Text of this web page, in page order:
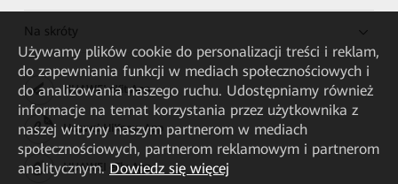
Na skróty
HUAWEI eKit App
Huawei HiKnow App
HUAWEI eFly App
Używamy plików cookie do personalizacji treści i reklam,
do zapewniania funkcji w mediach społecznościowych i
do analizowania naszego ruchu. Udostępniamy również
informacje na temat korzystania przez użytkownika z
naszej witryny naszym partnerom w mediach
społecznościowych, partnerom reklamowym i partnerom
analitycznym. Dowiedz się więcej